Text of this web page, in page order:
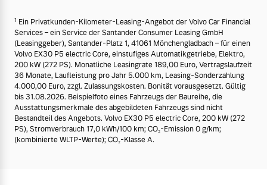
1 Ein Privatkunden-Kilometer-Leasing-Angebot der Volvo Car Financial
Services – ein Service der Santander Consumer Leasing GmbH
(Leasinggeber), Santander-Platz 1, 41061 Mönchengladbach – für einen
Volvo EX30 P5 electric Core, einstufiges Automatikgetriebe, Elektro,
200 kW (272 PS). Monatliche Leasingrate 189,00 Euro, Vertragslaufzeit
36 Monate, Laufleistung pro Jahr 5.000 km, Leasing-Sonderzahlung
4.000,00 Euro, zzgl. Zulassungskosten. Bonität vorausgesetzt. Gültig
bis 31.08.2026. Beispielfoto eines Fahrzeugs der Baureihe, die
Ausstattungsmerkmale des abgebildeten Fahrzeugs sind nicht
Bestandteil des Angebots. Volvo EX30 P5 electric Core, 200 kW (272
PS), Stromverbrauch 17,0 kWh/100 km; CO₂-Emission 0 g/km;
(kombinierte WLTP-Werte); CO₂-Klasse A.